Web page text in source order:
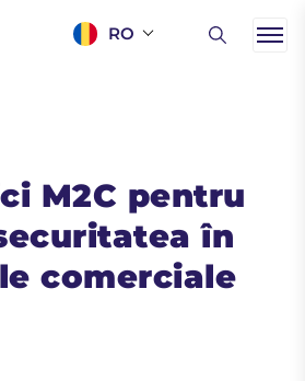
RO
M2C pentru
în
comerciale